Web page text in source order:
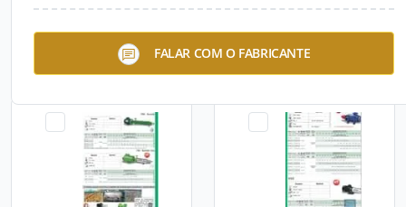
FALAR COM O FABRICANTE
Bomba Centrífuga
Monoestágio PA 50-20 50CV
Monoestágio FPA 50-20 5CV